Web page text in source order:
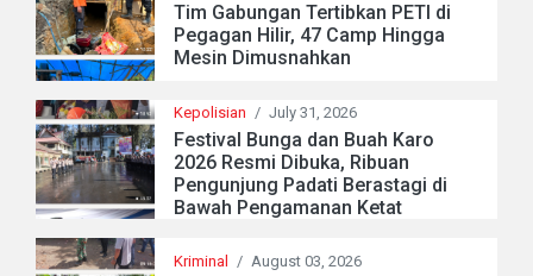
Tim Gabungan Tertibkan PETI di
Pegagan Hilir, 47 Camp Hingga
Mesin Dimusnahkan
Kepolisian / July 31, 2026
Festival Bunga dan Buah Karo
2026 Resmi Dibuka, Ribuan
Pengunjung Padati Berastagi di
Bawah Pengamanan Ketat
Kriminal / August 03, 2026